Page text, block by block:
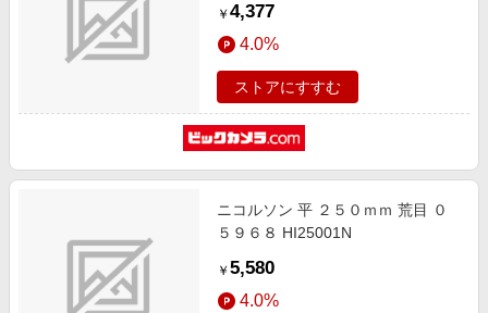
￥ 4,377
4.0%
ストアにすすむ
ニコルソン 平 ２５０ｍｍ 荒目 ０
５９６８ HI25001N
￥ 5,580
4.0%